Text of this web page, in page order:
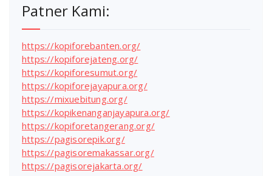
Patner Kami:
https://kopiforebanten.org/
https://kopiforejateng.org/
https://kopiforesumut.org/
https://kopiforejayapura.org/
https://mixuebitung.org/
https://kopikenanganjayapura.org/
https://kopiforetangerang.org/
https://pagisorepik.org/
https://pagisoremakassar.org/
https://pagisorejakarta.org/